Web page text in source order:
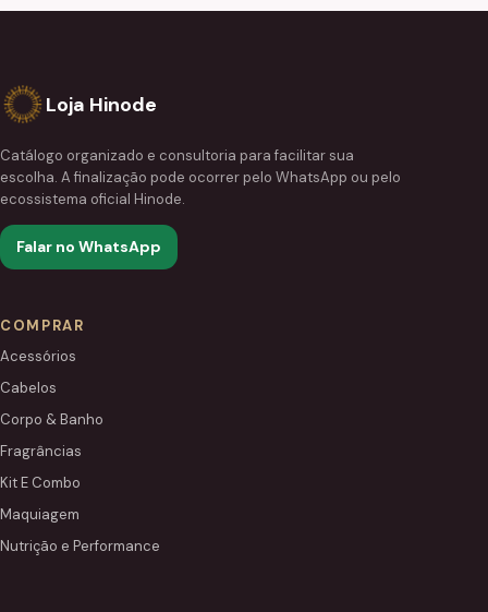
Loja Hinode
Catálogo organizado e consultoria para facilitar sua
escolha. A finalização pode ocorrer pelo WhatsApp ou pelo
ecossistema oficial Hinode.
Falar no WhatsApp
COMPRAR
Acessórios
Cabelos
Corpo & Banho
Fragrâncias
Kit E Combo
Maquiagem
Nutrição e Performance